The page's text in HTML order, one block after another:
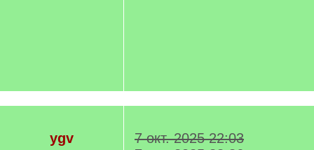
ygv
7 окт. 2025 22:03